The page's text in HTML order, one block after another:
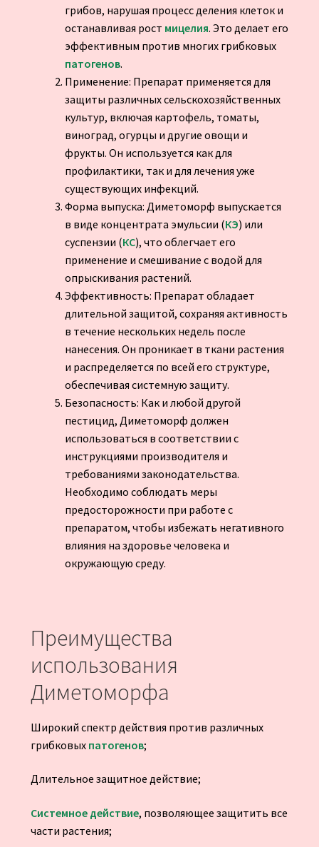
грибов, нарушая процесс деления клеток и
останавливая рост мицелия. Это делает его
эффективным против многих грибковых
патогенов.
Применение: Препарат применяется для
защиты различных сельскохозяйственных
культур, включая картофель, томаты,
виноград, огурцы и другие овощи и
фрукты. Он используется как для
профилактики, так и для лечения уже
существующих инфекций.
Форма выпуска: Диметоморф выпускается
в виде концентрата эмульсии (КЭ) или
суспензии (КС), что облегчает его
применение и смешивание с водой для
опрыскивания растений.
Эффективность: Препарат обладает
длительной защитой, сохраняя активность
в течение нескольких недель после
нанесения. Он проникает в ткани растения
и распределяется по всей его структуре,
обеспечивая системную защиту.
Безопасность: Как и любой другой
пестицид, Диметоморф должен
использоваться в соответствии с
инструкциями производителя и
требованиями законодательства.
Необходимо соблюдать меры
предосторожности при работе с
препаратом, чтобы избежать негативного
влияния на здоровье человека и
окружающую среду.
Преимущества
использования
Диметоморфа
Широкий спектр действия против различных
грибковых патогенов;
Длительное защитное действие;
Системное действие, позволяющее защитить все
части растения;